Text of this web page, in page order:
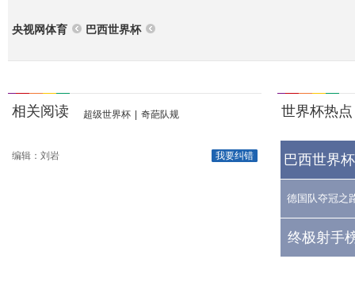
央视网体育 巴西世界杯
相关阅读 超级世界杯 奇葩队规
我要纠错
编辑：刘岩
世界杯热点
巴西世界
德国队夺冠之
终极射手